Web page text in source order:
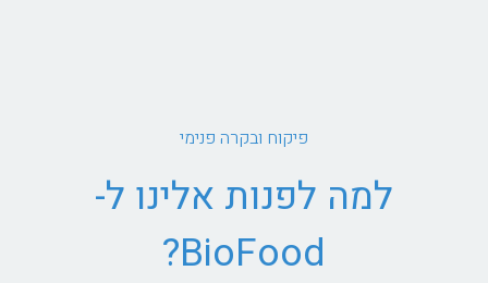
פיקוח ובקרה פנימי
למה לפנות אלינו ל-
BioFood?